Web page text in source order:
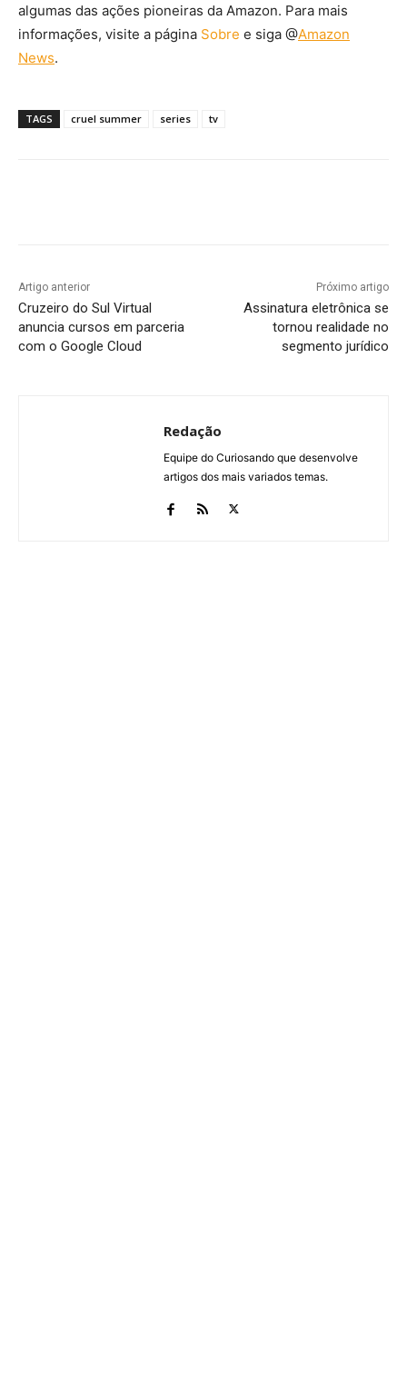
algumas das ações pioneiras da Amazon. Para mais
informações, visite a página Sobre e siga @Amazon
News.
TAGS cruel summer series tv
Artigo anterior
Cruzeiro do Sul Virtual
anuncia cursos em parceria
com o Google Cloud
Próximo artigo
Assinatura eletrônica se
tornou realidade no
segmento jurídico
Redação
Equipe do Curiosando que desenvolve
artigos dos mais variados temas.